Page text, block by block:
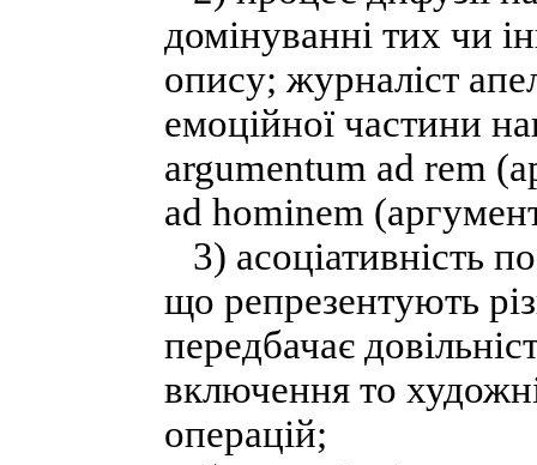
домінуванні тих чи
опису; журналіст
емоційної частини
argumentum ad rem
ad hominem
3) асоціативність
що репрезентують
передбачає
включення то
операцій;